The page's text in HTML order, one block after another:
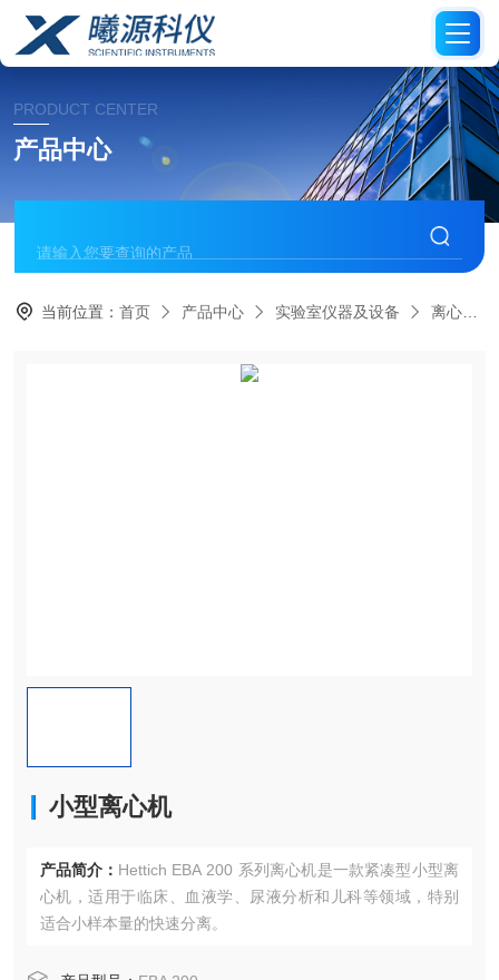
PRODUCT CENTER
产品中心
当前位置：首页 产品中心 实验室仪器及设备 离心机
小型离心机
产品简介： Hettich EBA 200 系列离心机是一款紧凑型小型离
心机，适用于临床、血液学、尿液分析和儿科等领域，特别
适合小样本量的快速分离。